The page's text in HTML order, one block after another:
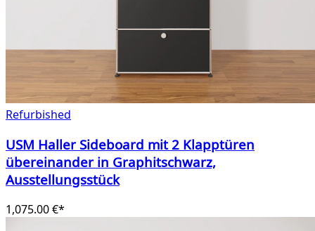
Refurbished
USM Haller Sideboard mit 2 Klapptüren
übereinander in Graphitschwarz,
Ausstellungsstück
1,075.00 €*